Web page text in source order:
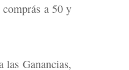
a 50 y
las Ganancias,